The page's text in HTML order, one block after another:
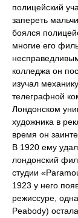
полицейский
запереть
боялся
многие его
колледжа он
изучал
телеграфной
Лондонском
художника в
время он
В 1920 ему
лондонский
студии
1923 у него
режиссуре,
Peabody)